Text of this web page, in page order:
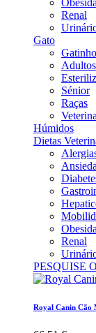
Renal
Gato
Adultos
Sénior
Raças
Húmidos
Dietas
Renal
PESQUISE
Royal Canin Cão